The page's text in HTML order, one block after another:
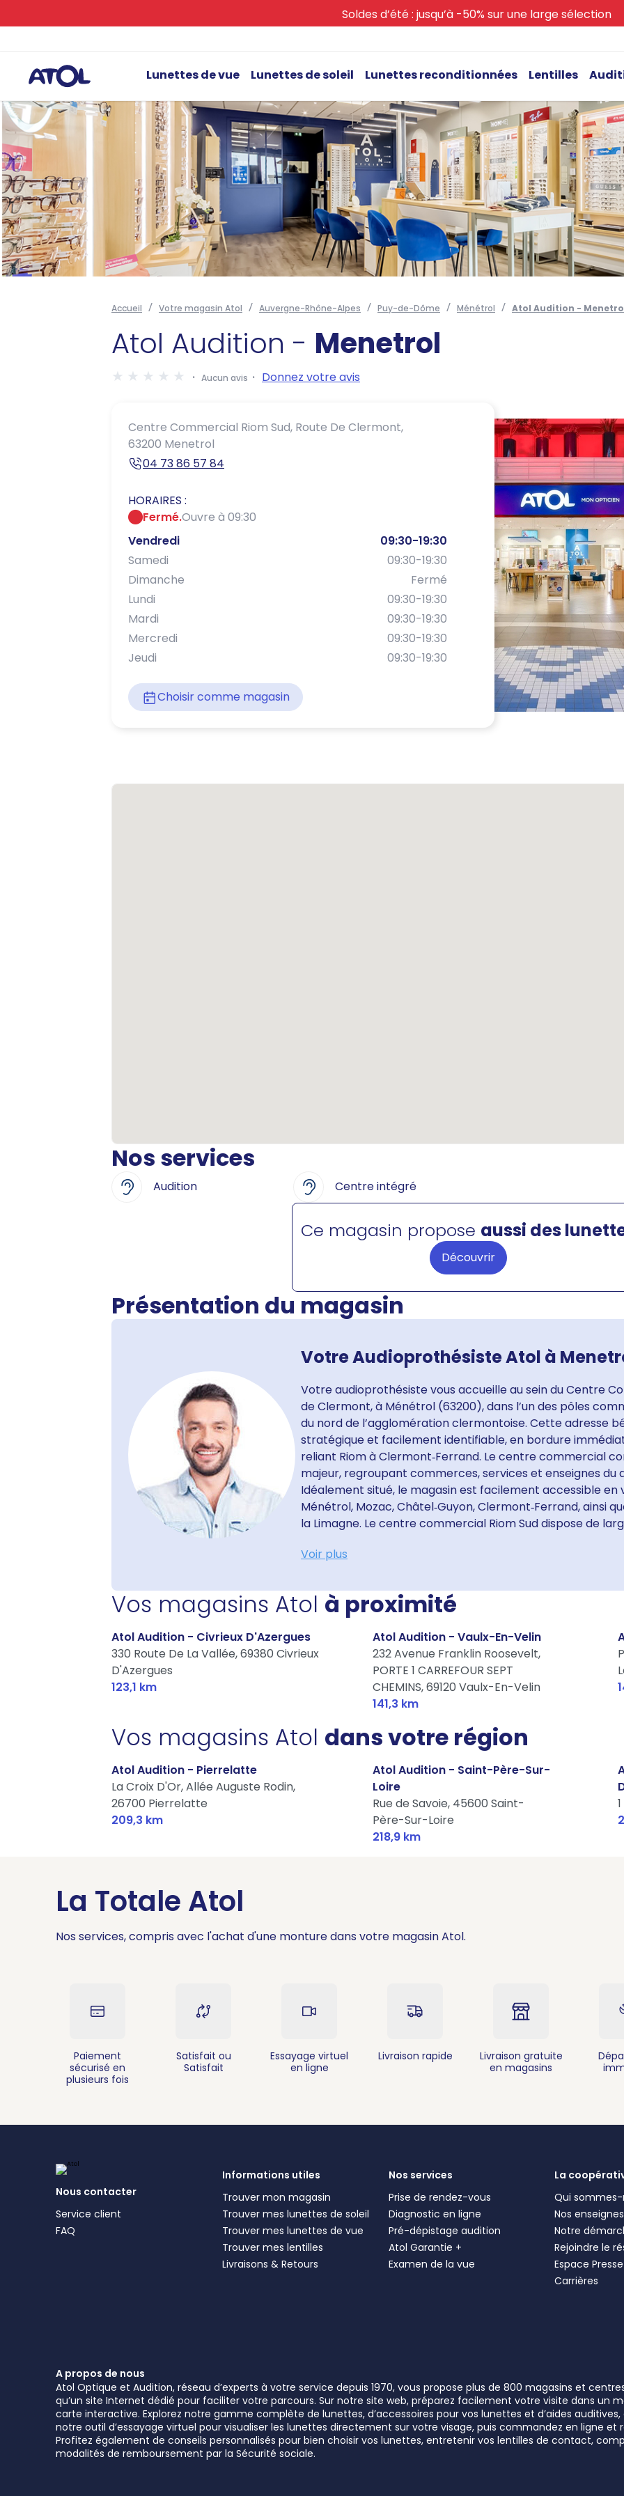
Soldes d’été : jusqu’à -50% sur une large sélection
Lunettes de vue Lunettes de soleil Lunettes reconditionnées Lentilles
Accueil Votre magasin Atol Auvergne-Rhône-Alpes Puy-de-Dôme Ménétrol Atol Audition -
Atol Audition - Menetrol
Aucun avis Donnez votre avis
Centre Commercial Riom Sud, Route De Clermont,
63200 Menetrol
04 73 86 57 84
HORAIRES :
Fermé.Ouvre à 09:30
Vendredi
09:30-19:30
Samedi
09:30-19:30
Dimanche
Fermé
Lundi
09:30-19:30
Mardi
09:30-19:30
Mercredi
09:30-19:30
Jeudi
09:30-19:30
Choisir comme magasin
Nos services
Audition Centre intégré
Ce magasin propose aussi des
Découvrir
Présentation du magasin
Votre Audioprothésiste Atol à
Votre audioprothésiste vous accueille au sein du Centre
de Clermont, à Ménétrol (63200), dans l’un des pôles
du nord de l’agglomération clermontoise. Cette adresse
stratégique et facilement identifiable, en bordure
reliant Riom à Clermont‑Ferrand. Le centre commercial
majeur, regroupant commerces, services et enseignes du
Idéalement situé, le magasin est facilement accessible en
Ménétrol, Mozac, Châtel‑Guyon, Clermont‑Ferrand, ainsi
la Limagne. Le centre commercial Riom Sud dispose de
Voir plus
Vos magasins Atol à proximité
Atol Audition - Civrieux D'Azergues
330 Route De La Vallée,69380 Civrieux
D'Azergues
123,1 km
Atol Audition - Vaulx-En-Velin
232 Avenue Franklin Roosevelt,
PORTE 1 CARREFOUR SEPT
CHEMINS,69120 Vaulx-En-Velin
141,3 km
Vos magasins Atol dans votre région
Atol Audition - Pierrelatte
La Croix D'Or, Allée Auguste Rodin,
26700 Pierrelatte
209,3 km
Atol Audition - Saint-Père-Sur-
Loire
Rue de Savoie, 45600 Saint-
Père-Sur-Loire
218,9 km
La Totale Atol
Nos services, compris avec l'achat d'une monture dans votre magasin Atol.
Paiement
sécurisé en
plusieurs fois
Satisfait ou
Satisfait
Essayage virtuel
en ligne
Livraison rapide
Livraison gratuite
en magasins
Nous contacter
Service client
FAQ
Informations utiles
Trouver mon magasin
Trouver mes lunettes de soleil
Trouver mes lunettes de vue
Trouver mes lentilles
Livraisons & Retours
Nos services
Prise de rendez-vous
Diagnostic en ligne
Pré-dépistage audition
Atol Garantie +
Examen de la vue
La
Qui
Nos enseignes
Notre
Rejoindre le
Espace Presse
Carrières
A propos de nous
Atol Optique et Audition, réseau d’experts à votre service depuis 1970, vous propose plus de 800 magasins et
qu’un site Internet dédié pour faciliter votre parcours. Sur notre site web, préparez facilement votre visite dans un
carte interactive. Explorez notre gamme complète de lunettes, d’accessoires pour vos lunettes et d’aides
notre outil d’essayage virtuel pour visualiser les lunettes directement sur votre visage, puis commandez en ligne
Profitez également de conseils personnalisés pour bien choisir vos lunettes, entretenir vos lentilles de contact,
modalités de remboursement par la Sécurité sociale.